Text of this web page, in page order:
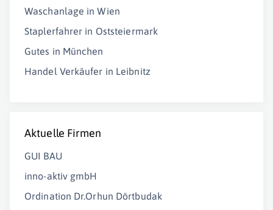
Waschanlage in Wien
Staplerfahrer in Oststeiermark
Gutes in München
Handel Verkäufer in Leibnitz
Aktuelle Firmen
GUI BAU
inno-aktiv gmbH
Ordination Dr.Orhun Dörtbudak